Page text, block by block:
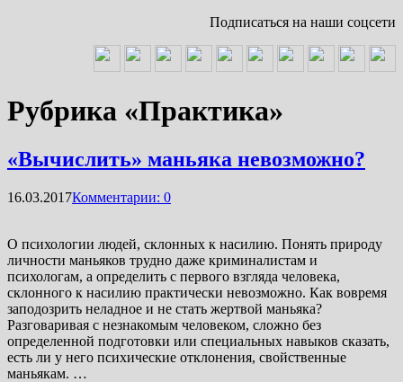
Подписаться на наши соцсети
Рубрика «Практика»
«Вычислить» маньяка невозможно?
16.03.2017Комментарии: 0
О психологии людей, склонных к насилию. Понять природу
личности маньяков трудно даже криминалистам и
психологам, а определить с первого взгляда человека,
склонного к насилию практически невозможно. Как вовремя
заподозрить неладное и не стать жертвой маньяка?
Разговаривая с незнакомым человеком, сложно без
определенной подготовки или специальных навыков сказать,
есть ли у него психические отклонения, свойственные
маньякам. …